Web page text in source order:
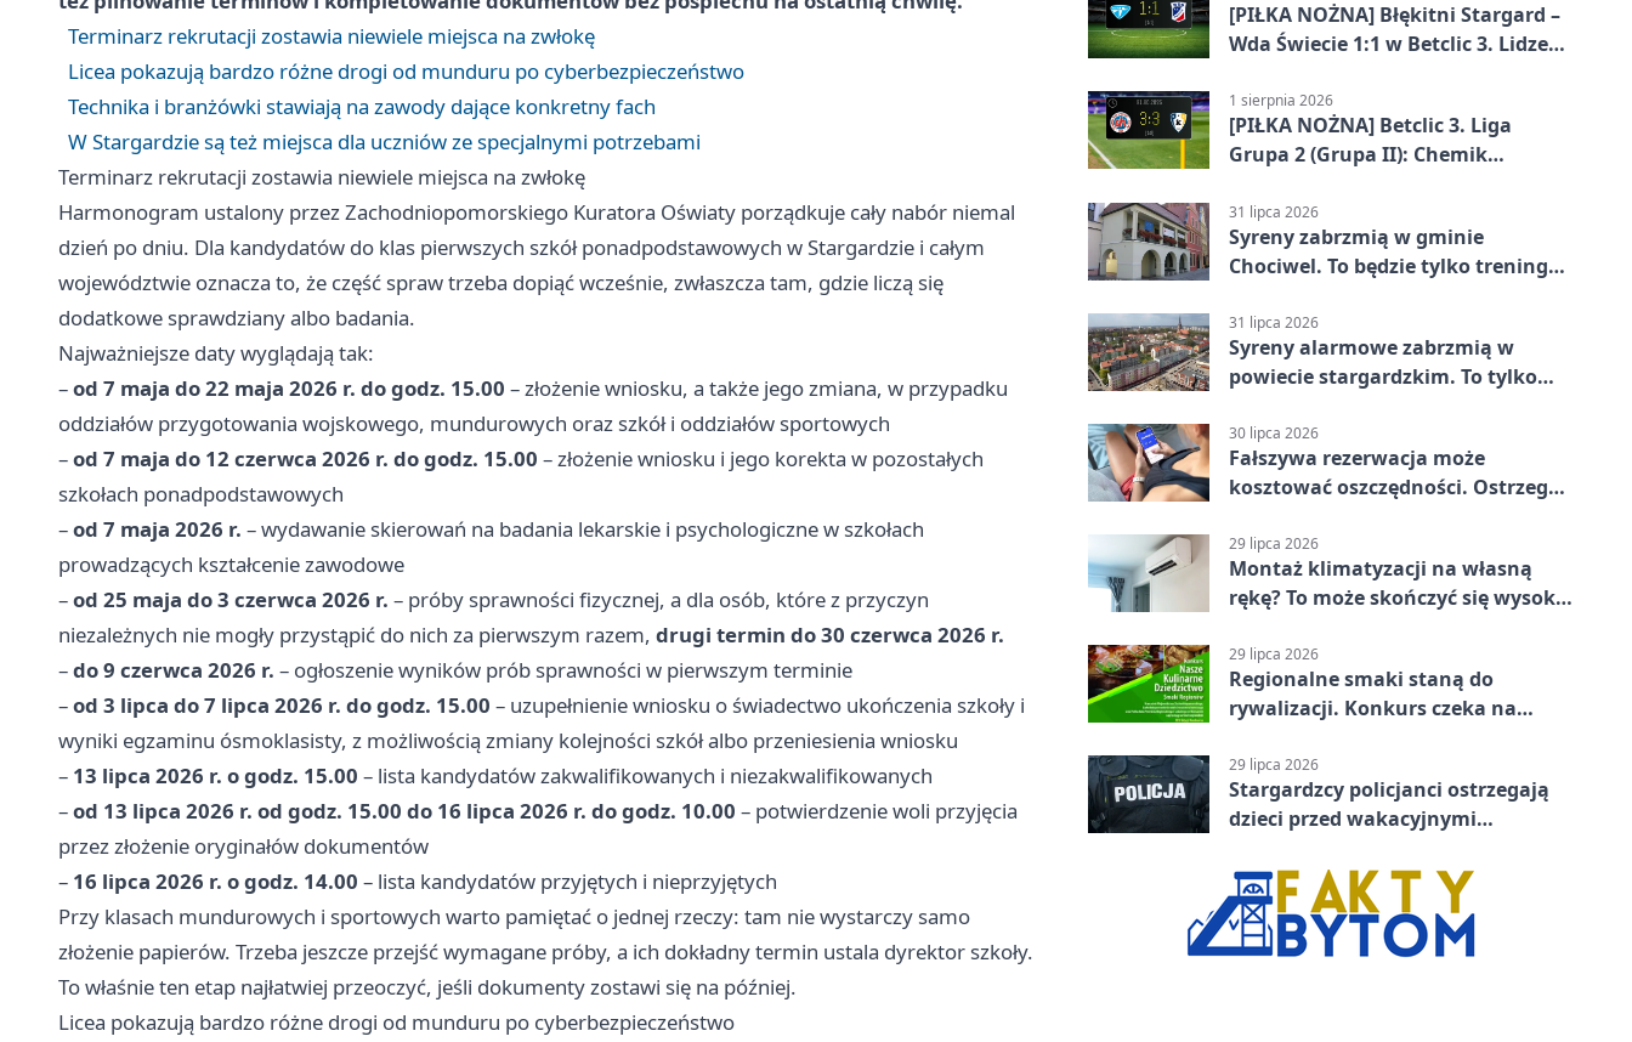
Terminarz rekrutacji zostawia niewiele miejsca na zwłokę
Licea pokazują bardzo różne drogi od munduru po cyberbezpieczeństwo
Technika i branżówki stawiają na zawody dające konkretny fach
W Stargardzie są też miejsca dla uczniów ze specjalnymi potrzebami
Terminarz rekrutacji zostawia niewiele miejsca na zwłokę
Harmonogram ustalony przez Zachodniopomorskiego Kuratora Oświaty porządkuje cały nabór niemal
dzień po dniu. Dla kandydatów do klas pierwszych szkół ponadpodstawowych w Stargardzie i całym
województwie oznacza to, że część spraw trzeba dopiąć wcześnie, zwłaszcza tam, gdzie liczą się
dodatkowe sprawdziany albo badania.
Najważniejsze daty wyglądają tak:
–od 7 maja do 22 maja 2026 r. do godz. 15.00 – złożenie wniosku, a także jego zmiana, w przypadku
oddziałów przygotowania wojskowego, mundurowych oraz szkół i oddziałów sportowych
–od 7 maja do 12 czerwca 2026 r. do godz. 15.00 – złożenie wniosku i jego korekta w pozostałych
szkołach ponadpodstawowych
–od 7 maja 2026 r. – wydawanie skierowań na badania lekarskie i psychologiczne w szkołach
prowadzących kształcenie zawodowe
–od 25 maja do 3 czerwca 2026 r. – próby sprawności fizycznej, a dla osób, które z przyczyn
niezależnych nie mogły przystąpić do nich za pierwszym razem, drugi termin do 30 czerwca 2026 r.
–do 9 czerwca 2026 r. – ogłoszenie wyników prób sprawności w pierwszym terminie
–od 3 lipca do 7 lipca 2026 r. do godz. 15.00 – uzupełnienie wniosku o świadectwo ukończenia szkoły i
wyniki egzaminu ósmoklasisty, z możliwością zmiany kolejności szkół albo przeniesienia wniosku
– 13 lipca 2026 r. o godz. 15.00 – lista kandydatów zakwalifikowanych i niezakwalifikowanych
–od 13 lipca 2026 r. od godz. 15.00 do 16 lipca 2026 r. do godz. 10.00 – potwierdzenie woli przyjęcia
przez złożenie oryginałów dokumentów
– 16 lipca 2026 r. o godz. 14.00 – lista kandydatów przyjętych i nieprzyjętych
Przy klasach mundurowych i sportowych warto pamiętać o jednej rzeczy: tam nie wystarczy samo
złożenie papierów. Trzeba jeszcze przejść wymagane próby, a ich dokładny termin ustala dyrektor szkoły.
To właśnie ten etap najłatwiej przeoczyć, jeśli dokumenty zostawi się na później.
Licea pokazują bardzo różne drogi od munduru po cyberbezpieczeństwo
[PIŁKA NOŻNA] Błękitni Stargard –
Wda Świecie 1:1 w Betclic 3. Lidze
1 sierpnia 2026
[PIŁKA NOŻNA] Betclic 3. Liga
Grupa 2 (Grupa II): Chemik
Stargard 3:3
31 lipca 2026
Syreny zabrzmią w gminie
Chociwel. To będzie tylko trening
31 lipca 2026
Syreny alarmowe zabrzmią w
powiecie stargardzkim. To tylko
30 lipca 2026
Fałszywa rezerwacja może
kosztować oszczędności. Ostrzega
29 lipca 2026
Montaż klimatyzacji na własną
rękę? To może skończyć się wysoką
29 lipca 2026
Regionalne smaki staną do
rywalizacji. Konkurs czeka na
29 lipca 2026
Stargardzcy policjanci ostrzegają
dzieci przed wakacyjnymi